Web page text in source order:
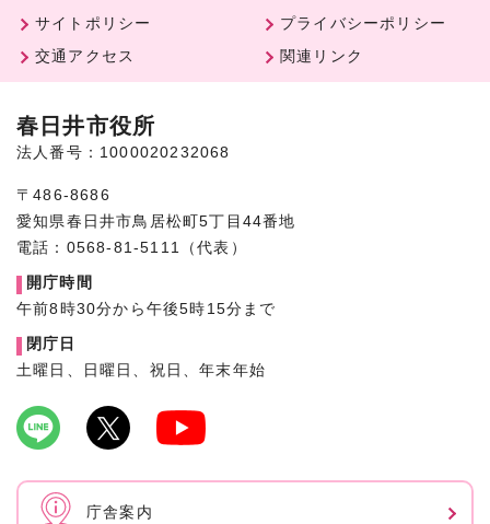
サイトポリシー
プライバシーポリシー
交通アクセス
関連リンク
春日井市役所
法人番号：1000020232068
〒486-8686
愛知県春日井市鳥居松町5丁目44番地
電話：0568-81-5111（代表）
開庁時間
午前8時30分から午後5時15分まで
閉庁日
土曜日、日曜日、祝日、年末年始
庁舎案内